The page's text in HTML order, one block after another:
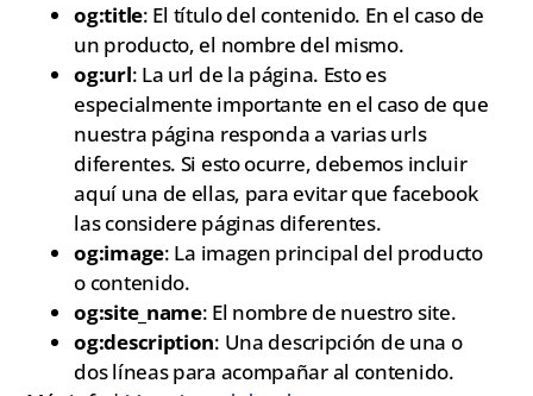
og:title: El título del contenido. En el caso de
un producto, el nombre del mismo.
og:url: La url de la página. Esto es
especialmente importante en el caso de que
nuestra página responda a varias urls
diferentes. Si esto ocurre, debemos incluir
aquí una de ellas, para evitar que facebook
las considere páginas diferentes.
og:image: La imagen principal del producto
o contenido.
og:site_name: El nombre de nuestro site.
og:description: Una descripción de una o
dos líneas para acompañar al contenido.